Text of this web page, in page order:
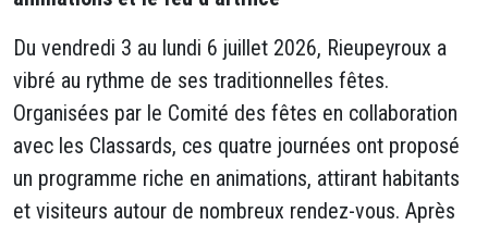
Du vendredi 3 au lundi 6 juillet 2026, Rieupeyroux a
vibré au rythme de ses traditionnelles fêtes.
Organisées par le Comité des fêtes en collaboration
avec les Classards, ces quatre journées ont proposé
un programme riche en animations, attirant habitants
et visiteurs autour de nombreux rendez-vous. Après